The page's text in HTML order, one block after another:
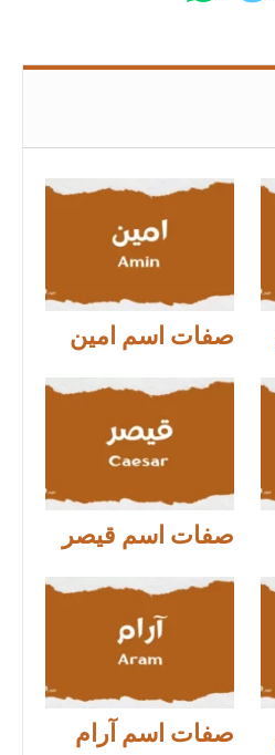
صفات اسم امين
صفات اسم قيصر
صفات اسم آرام